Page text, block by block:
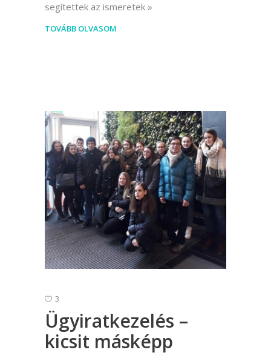
segítettek az ismeretek
TOVÁBB OLVASOM
3
Ügyiratkezelés –
kicsit másképp